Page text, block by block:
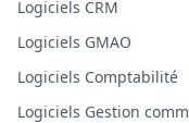
Logiciels CRM
Logiciels GMAO
Logiciels Comptabilité
Logiciels Gestion